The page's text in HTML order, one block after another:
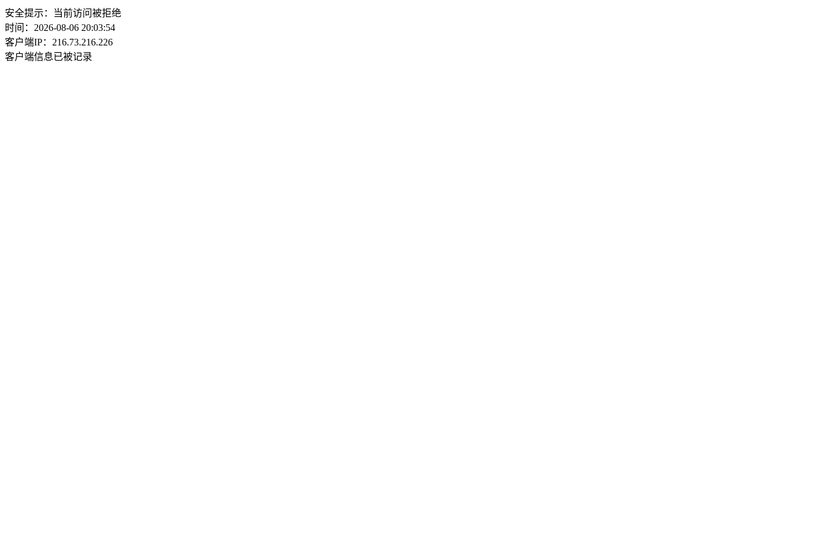
安全提示：当前访问被拒绝
时间：2026-08-06 20:03:54
客户端IP：216.73.216.226
客户端信息已被记录